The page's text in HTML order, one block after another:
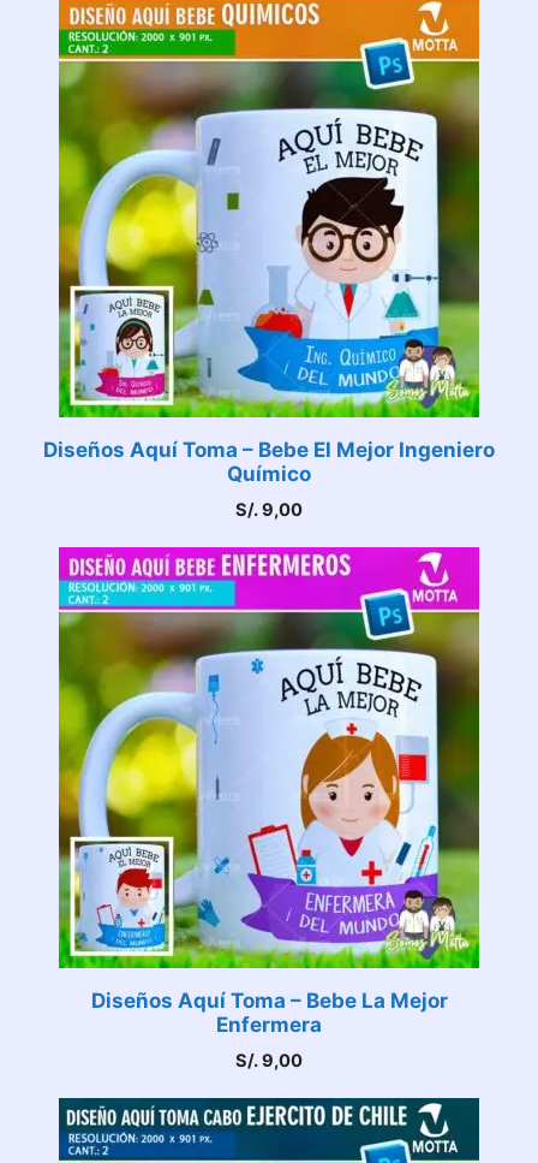
Diseños Aquí Toma – Bebe El Mejor Ingeniero
Químico
S/.9,00
Diseños Aquí Toma – Bebe La Mejor
Enfermera
S/.9,00